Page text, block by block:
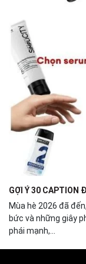
GỢI Ý 30 CAPTION
Mùa hè 2026 đã
bức và những giây
phái mạnh,...